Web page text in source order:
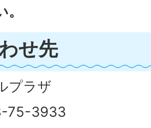
せ先
プラザ
75-3933